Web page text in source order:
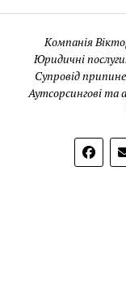
Компанія
Юридичні
Супровід
Аутсорсингові та